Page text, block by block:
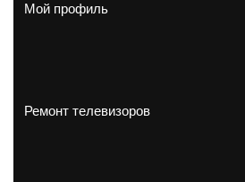
Мой профиль
Ремонт телевизоров